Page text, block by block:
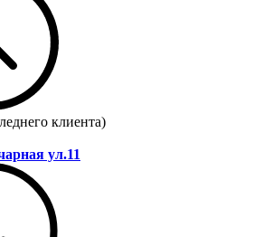
клиента)
ул.11